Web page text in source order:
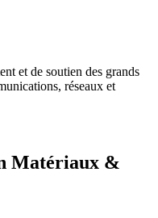
et de soutien des grands
réseaux et
Matériaux &